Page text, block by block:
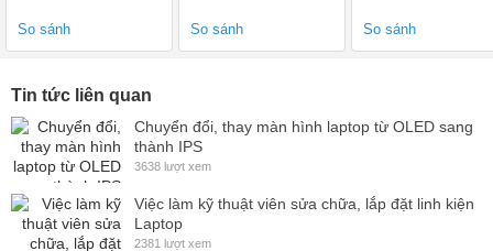
So sánh So sánh So sánh
Tin tức liên quan
Chuyển đổi, thay màn hình laptop từ OLED sang
thành IPS
3638 lượt xem
Việc làm kỹ thuật viên sửa chữa, lắp đặt linh kiện
Laptop
2381 lượt xem